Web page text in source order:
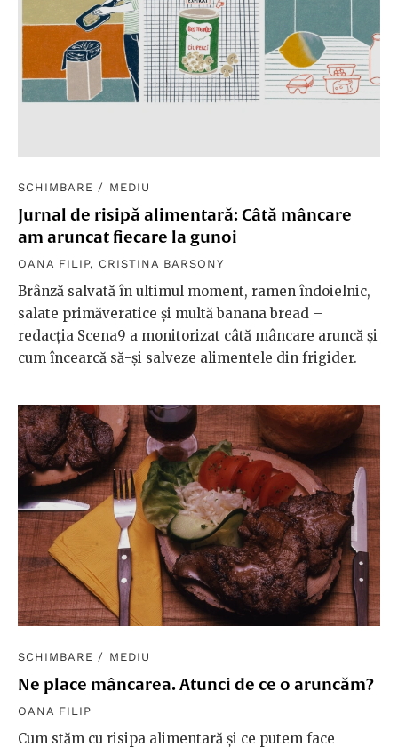
SCHIMBARE / MEDIU
Jurnal de risipă alimentară: Câtă mâncare
am aruncat fiecare la gunoi
OANA FILIP, CRISTINA BARSONY
Brânză salvată în ultimul moment, ramen îndoielnic,
salate primăveratice și multă banana bread –
redacția Scena9 a monitorizat câtă mâncare aruncă și
cum încearcă să-și salveze alimentele din frigider.
SCHIMBARE / MEDIU
Ne place mâncarea. Atunci de ce o aruncăm?
OANA FILIP
Cum stăm cu risipa alimentară și ce putem face